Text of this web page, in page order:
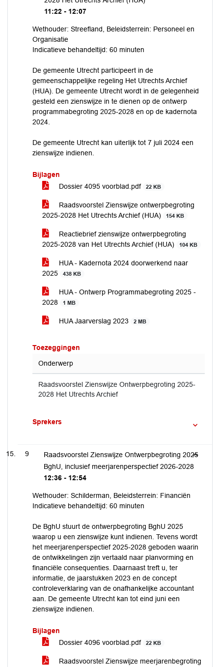
11:22 - 12:07
Wethouder: Streefland, Beleidsterrein: Personeel en
Organisatie
Indicatieve behandeltijd: 60 minuten
De gemeente Utrecht participeert in de
gemeenschappelijke regeling Het Utrechts Archief
(HUA). De gemeente Utrecht wordt in de gelegenheid
gesteld een zienswijze in te dienen op de ontwerp
programmabegroting 2025-2028 en op de kadernota
2024.
De gemeente Utrecht kan uiterlijk tot 7 juli 2024 een
zienswijze indienen.
Bijlagen
Dossier 4095 voorblad.pdf
22 KB
Raadsvoorstel Zienswijze ontwerpbegroting
2025-2028 Het Utrechts Archief (HUA)
154 KB
Reactiebrief zienswijze ontwerpbegroting
2025-2028 van Het Utrechts Archief (HUA)
104 KB
HUA - Kadernota 2024 doorwerkend naar
2025
438 KB
HUA - Ontwerp Programmabegroting 2025 -
2028
1 MB
HUA Jaarverslag 2023 2 MB
Toezeggingen
Onderwerp
Raadsvoorstel Zienswijze Ontwerpbegroting 2025-
2028 Het Utrechts Archief
Sprekers
9
Raadsvoorstel Zienswijze Ontwerpbegroting 2025
BghU, inclusief meerjarenperspectief 2026-2028
12:36 - 12:54
Wethouder: Schilderman, Beleidsterrein: Financiën
Indicatieve behandeltijd: 60 minuten
De BghU stuurt de ontwerpbegroting BghU 2025
waarop u een zienswijze kunt indienen. Tevens wordt
het meerjarenperspectief 2025-2028 geboden waarin
de ontwikkelingen zijn vertaald naar planvorming en
financiële consequenties. Daarnaast treft u, ter
informatie, de jaarstukken 2023 en de concept
controleverklaring van de onafhankelijke accountant
aan. De gemeente Utrecht kan tot eind juni een
zienswijze indienen.
Bijlagen
Dossier 4096 voorblad.pdf
22 KB
Raadsvoorstel Zienswijze meerjarenbegroting